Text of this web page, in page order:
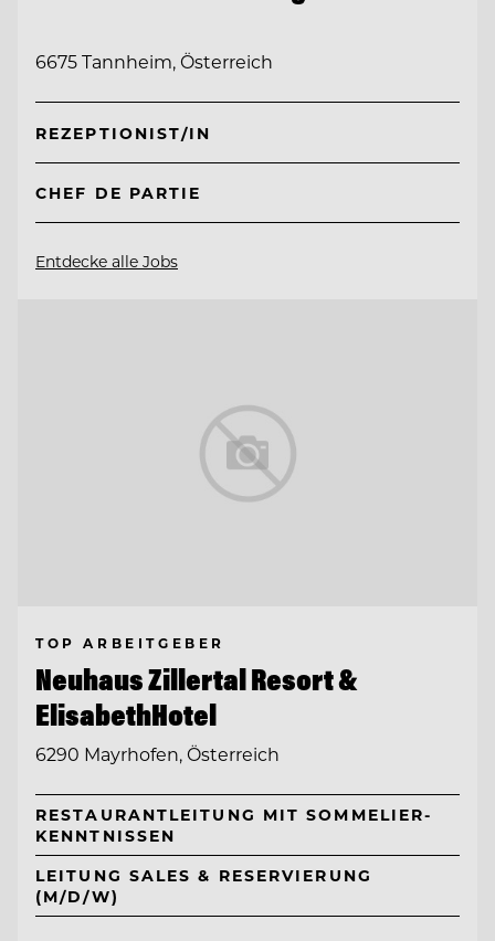
6675 Tannheim, Österreich
REZEPTIONIST/IN
CHEF DE PARTIE
Entdecke alle Jobs
TOP ARBEITGEBER
Neuhaus Zillertal Resort &
ElisabethHotel
6290 Mayrhofen, Österreich
RESTAURANTLEITUNG MIT SOMMELIER-
KENNTNISSEN
LEITUNG SALES & RESERVIERUNG
(M/D/W)